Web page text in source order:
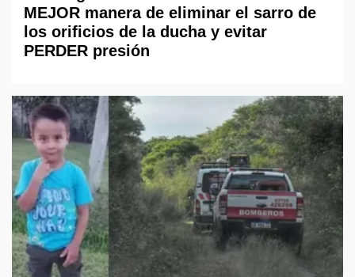
MEJOR manera de eliminar el sarro de
los orificios de la ducha y evitar
PERDER presión